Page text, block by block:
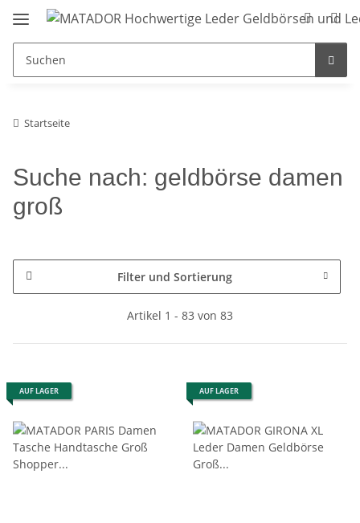
Startseite
Suche nach: geldbörse damen
groß
Filter und Sortierung
Artikel 1 - 83 von 83
AUF LAGER AUF LAGER